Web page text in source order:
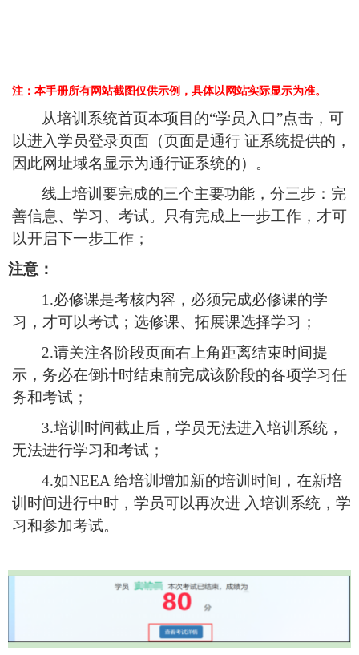
注：本手册所有网站截图仅供示例，具体以网站实际显示为准。
从培训系统首页本项目的“学员入口”点击，可
以进入学员登录页面（页面是通行 证系统提供的，
因此网址域名显示为通行证系统的）。
线上培训要完成的三个主要功能，分三步：完
善信息、学习、考试。只有完成上一步工作，才可
以开启下一步工作；
注意：
1.必修课是考核内容，必须完成必修课的学
习，才可以考试 ； 选修课、拓展课选择学习；
2.请关注各阶段页面右上角距离结束时间提
示，务必在倒计时结束前完成该阶段的各项学习任
务和考试；
3.培训时间截止后，学员无法进入培训系统，
无法进行学习和考试；
4.如NEEA 给培训增加新的培训时间，在新培
训时间进行中时，学员可以再次进 入培训系统，学
习和参加考试。